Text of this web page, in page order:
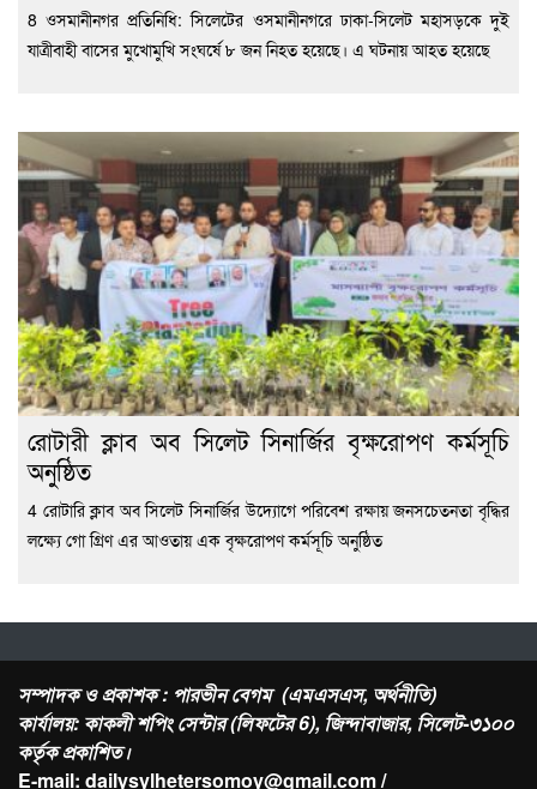
8 ওসমানীনগর প্রতিনিধি: সিলেটের ওসমানীনগরে ঢাকা-সিলেট মহাসড়কে দুই
যাত্রীবাহী বাসের মুখোমুখি সংঘর্ষে ৮ জন নিহত হয়েছে। এ ঘটনায় আহত হয়েছে
রোটারী ক্লাব অব সিলেট সিনার্জির বৃক্ষরোপণ কর্মসূচি
অনুষ্ঠিত
4 রোটারি ক্লাব অব সিলেট সিনার্জির উদ্যোগে পরিবেশ রক্ষায় জনসচেতনতা বৃদ্ধির
লক্ষ্যে গো গ্রিণ এর আওতায় এক বৃক্ষরোপণ কর্মসূচি অনুষ্ঠিত
সম্পাদক ও প্রকাশক : পারভীন বেগম (এমএসএস, অর্থনীতি)
কার্যালয়: কাকলী শপিং সেন্টার (লিফটের 6), জিন্দাবাজার, সিলেট-৩১০০
কর্তৃক প্রকাশিত।
E-mail: dailysylhetersomoy@gmail.com /